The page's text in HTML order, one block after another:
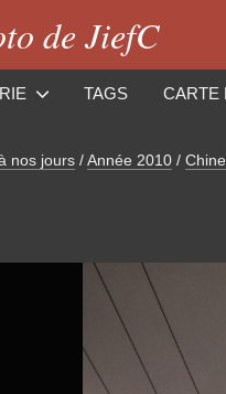
de JiefC
TAGS CARTE
nos jours / Année 2010 /